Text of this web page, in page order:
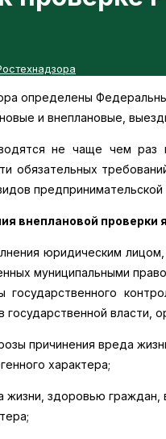
определены
и внеплановые,
не чаще чем раз
обязательных
внеплановой проверки
юридическим
муниципальными
государственного
государственной власти,
причинения вреда
характера;
жизни, здоровью